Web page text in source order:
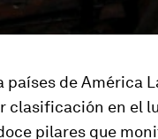
de América
en el
pilares que